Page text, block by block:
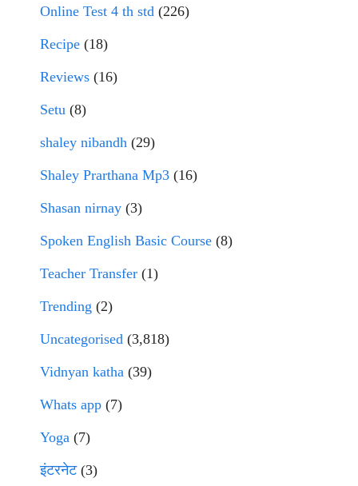
Online Test 4 th std (226)
Recipe (18)
Reviews (16)
Setu (8)
shaley nibandh (29)
Shaley Prarthana Mp3 (16)
Shasan nirnay (3)
Spoken English Basic Course (8)
Teacher Transfer (1)
Trending (2)
Uncategorised (3,818)
Vidnyan katha (39)
Whats app (7)
Yoga (7)
इंटरनेट(3)